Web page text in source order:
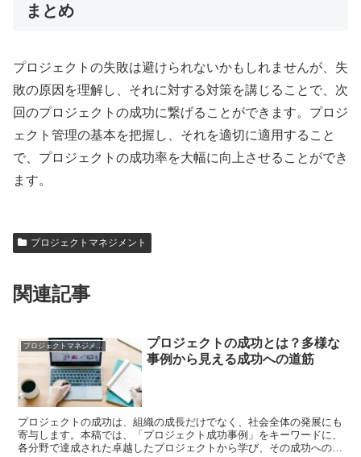
まとめ
プロジェクトの失敗は避けられないかもしれませんが、失
敗の原因を理解し、それに対する対策を講じることで、次
回のプロジェクトの成功に繋げることができます。プロジ
ェクト管理の基本を把握し、それを適切に適用すること
で、プロジェクトの成功率を大幅に向上させることができ
ます。
プロジェクトマネジメント
関連記事
プロジェクトの成功とは？多様な
事例から見える成功への道筋
プロジェクトの成功は、組織の成長だけでなく、社会全体の発展にも
寄与します。本稿では、「プロジェクト成功事例」をキーワードに、
各分野で達成された卓越したプロジェクトから学び、その成功への道